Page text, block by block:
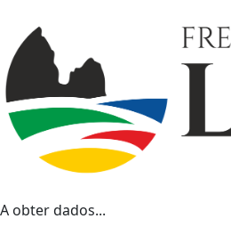
A obter dados...